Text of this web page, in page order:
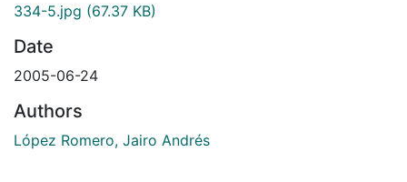
334-5.jpg (67.37 KB)
Date
2005-06-24
Authors
López Romero, Jairo Andrés